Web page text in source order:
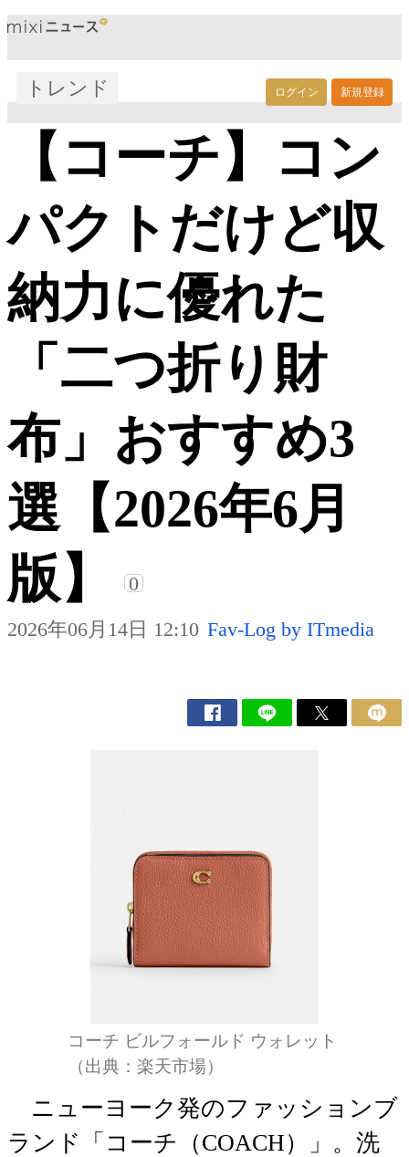
ログイン 新規登録
トレンド
【コーチ】コン
パクトだけど収
納力に優れた
「二つ折り財
布」おすすめ3
選【2026年6月
版】
0
2026年06月14日 12:10 Fav-Log by ITmedia
コーチ ビルフォールド ウォレット
（出典：楽天市場）
ニューヨーク発のファッションブ
ランド「コーチ（COACH）」。洗